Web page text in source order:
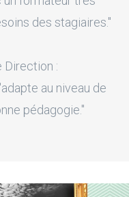
des stagiaires."
Direction :
au niveau de
pédagogie."